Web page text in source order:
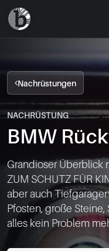
Startseite
Nachrüsten
News
FAQ
Standorte
Nachrüstungen
NACHRÜSTUNG
BMW
Grandioser Überblick
ZUM SCHUTZ FÜR
aber auch
Pfosten, große Steine,